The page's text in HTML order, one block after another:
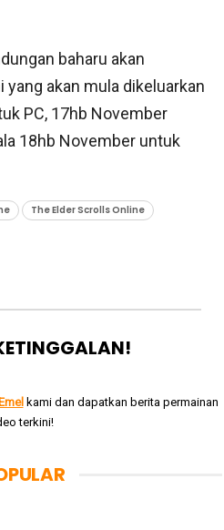
baharu akan
yang akan mula dikeluarkan
PC, 17hb November
18hb November untuk
The Elder Scrolls Online
Emel kami dan dapatkan berita permainan
terkini!